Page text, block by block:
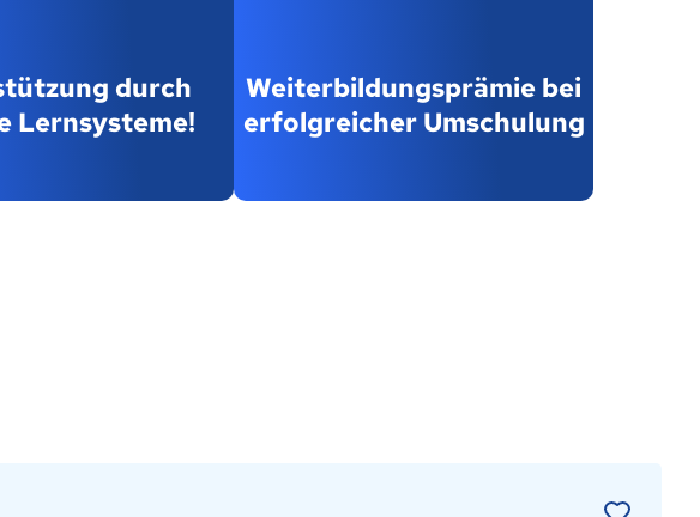
durch
Lernsysteme!
Weiterbildungsprämie bei
erfolgreicher Umschulung